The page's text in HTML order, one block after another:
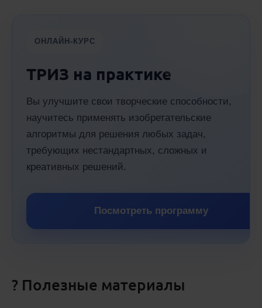
ОНЛАЙН-КУРС
ТРИЗ на практике
Вы улучшите свои творческие способности,
научитесь применять изобретательские
алгоритмы для решения любых задач,
требующих нестандартных, сложных и
креативных решений.
Посмотреть программу
? Полезные материалы